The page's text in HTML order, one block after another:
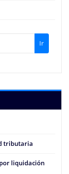
Ir
tributaria
liquidación